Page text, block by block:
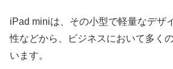
iPad miniは、その小型で軽量なデザ
性などから、ビジネスにおいて多く
います。